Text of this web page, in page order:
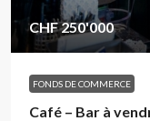
CHF 250'000
FONDS DE COMMERCE
Café – Bar à